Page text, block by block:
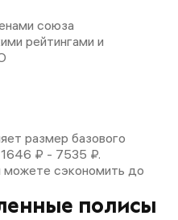
союза
рейтингами и
размер базового
₽ - 7535 ₽.
можете сэкономить до
полисы